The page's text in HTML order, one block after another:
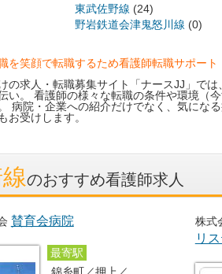
東武佐野線 (24)
野岩鉄道会津鬼怒川線 (0)
を笑顔で転職するため看護師転職サポート
の求人・転職募集サイト「ナースJJ」で
い。 看護師の様々な転職の条件や環境（
病院・企業への紹介だけでなく、気にな
お受けします。
のおすすめ看護師求人
賛育会病院
最寄駅
株式
リ